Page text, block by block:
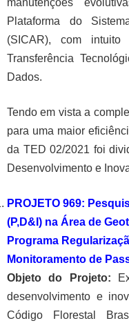
manutenções
Plataforma do
(SICAR), com
Transferência
Dados.
Tendo em vista a
para uma maior
da TED 02/2021 foi
Desenvolvimento e
PROJETO 969:
(P,D&I) na Área de
Programa
Monitoramento de
Objeto do Projeto:
desenvolvimento e
Código Florestal